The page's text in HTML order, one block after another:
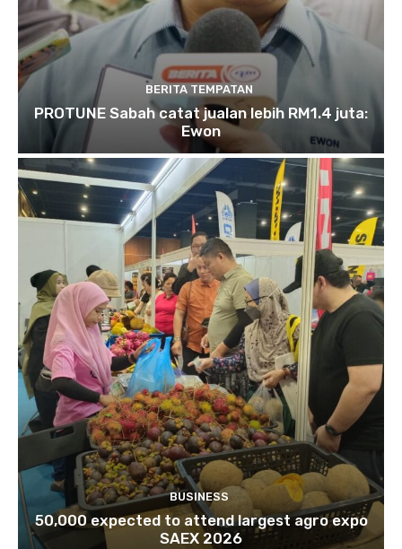
BERITA TEMPATAN
PROTUNE Sabah catat jualan lebih RM1.4 juta:
Ewon
BUSINESS
50,000 expected to attend largest agro expo
SAEX 2026